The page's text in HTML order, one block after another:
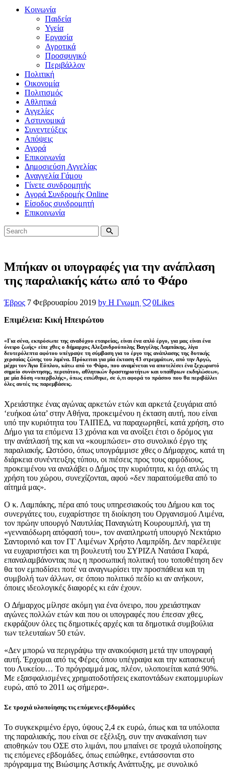
Κοινωνία
Παιδεία
Υγεία
Εργασία
Αγροτικά
Προσφυγικό
Περιβάλλον
Πολιτική
Οικονομία
Πολιτισμός
Αθλητικά
Αγγελίες
Αστυνομικά
Συνεντεύξεις
Απόψεις
Αγορά
Επικοινωνία
Δημοσιεύση Αγγελίας
Αναγγελία Γάμου
Γίνετε συνδρομητής
Αγορά Συνδρομής Online
Είσοδος συνδρομητή
Επικοινωνία
Μπήκαν οι υπογραφές για την ανάπλαση
της παραλιακής κάτω από το Φάρο
Έβρος 7 Φεβρουαρίου 2019 by Η Γνωμη 0Likes
Επιμέλεια: Κική Ηπειρώτου
«Για σένα, εκπρόσωπε της αναδόχου εταιρείας, είναι ένα απλό έργο, για μας είναι ένα
όνειρο ζωής» είπε χθες ο δήμαρχος Αλεξανδρούπολης Βαγγέλης Λαμπάκης, λίγα
δευτερόλεπτα αφότου υπέγραψε τη σύμβαση για το έργο της ανάπλασης της δυτικής
χερσαίας ζώνης του λιμένα. Πρόκειται για μία έκταση 43 στρεμμάτων, από την Αργώ,
μέχρι τον Άγιο Εύπλου, κάτω από το Φάρο, που αναμένεται να αποτελέσει ένα ξεχωριστό
σημείο συνάντησης, περιπάτου, αθλητικών δραστηριοτήτων και υπαίθριων εκδηλώσεων,
με μία δόση «υπερβολής», όπως ειπώθηκε, σε ό,τι αφορά το πράσινο που θα περιβάλλει
όλες αυτές τις παρεμβάσεις.
Χρειάστηκε ένας αγώνας αρκετών ετών και αρκετά ζευγάρια από
‘ευήκοα ώτα’ στην Αθήνα, προκειμένου η έκταση αυτή, που είναι
υπό την κυριότητα του ΤΑΙΠΕΔ, να παραχωρηθεί, κατά χρήση, στο
Δήμο για τα επόμενα 13 χρόνια και να ανοίξει έτσι ο δρόμος για
την ανάπλασή της και να «κουμπώσει» στο συνολικό έργο της
παραλιακής. Ωστόσο, όπως υπογράμμισε χθες ο Δήμαρχος, κατά τη
διάρκεια συνέντευξης τύπου, οι πιέσεις προς τους αρμόδιους,
προκειμένου να αναλάβει ο Δήμος την κυριότητα, κι όχι απλώς τη
χρήση του χώρου, συνεχίζονται, αφού «δεν παραιτούμεθα από το
αίτημά μας».
Ο κ. Λαμπάκης, πέρα από τους υπηρεσιακούς του Δήμου και τος
συνεργάτες του, ευχαρίστησε τη διοίκηση του Οργανισμού Λιμένα,
τον πρώην υπουργό Ναυτιλίας Παναγιώτη Κουρουμπλή, για τη
«γενναιόδωρη απόφασή του», τον αναπληρωτή υπουργό Νεκτάριο
Σαντορινιό και τον ΓΓ Λιμένων Χρήστο Λαμπρίδη. Δεν παρέλειψε
να ευχαριστήσει και τη βουλευτή του ΣΥΡΙΖΑ Νατάσα Γκαρά,
επαναλαμβάνοντας πως η προσωπική πολιτική του τοποθέτηση δεν
θα τον εμποδίσει ποτέ να αναγνωρίσει την προσπάθεια και τη
συμβολή των άλλων, σε όποιο πολιτικό πεδίο κι αν ανήκουν,
όποιες ιδεολογικές διαφορές κι εάν έχουν.
Ο Δήμαρχος μίλησε ακόμη για ένα όνειρο, που χρειάστηκαν
αγώνες πολλών ετών και που οι υπογραφές που έπεσαν χθες,
εκφράζουν όλες τις δημοτικές αρχές και τα δημοτικά συμβούλια
των τελευταίων 50 ετών.
«Δεν μπορώ να περιγράψω την ανακούφιση μετά την υπογραφή
αυτή. Έρχομαι από τις Φέρες όπου υπέγραψα και την κατασκευή
του Λυκείου… Το πρόγραμμά μας, πλέον, υλοποιείται κατά 90%.
Με εξασφαλισμένες χρηματοδοτήσεις εκατοντάδων εκατομμυρίων
ευρώ, από το 2011 ως σήμερα».
Σε τροχιά υλοποίησης τις επόμενες εβδομάδες
Το συγκεκριμένο έργο, ύψους 2,4 εκ ευρώ, όπως και τα υπόλοιπα
της παραλιακής, που είναι σε εξέλιξη, συν την ανακαίνιση των
αποθηκών του ΟΣΕ στο λιμάνι, που μπαίνει σε τροχιά υλοποίησης
τις επόμενες εβδομάδες, όπως ειπώθηκε, εντάσσονται στο
πρόγραμμα της Βιώσιμης Αστικής Ανάπτυξης, με συνολικό